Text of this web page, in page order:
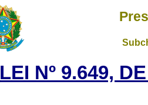
LEI Nº 9.649,